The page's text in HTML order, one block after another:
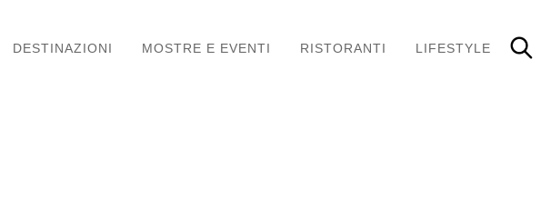
DESTINAZIONI MOSTRE E EVENTI RISTORANTI LIFESTYLE